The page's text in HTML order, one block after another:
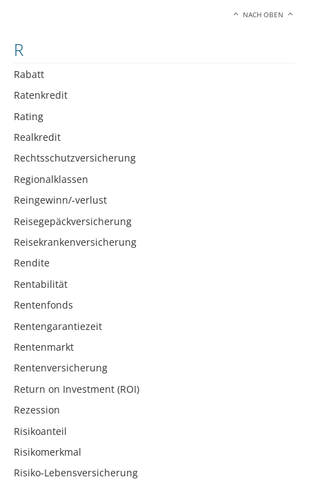
NACH OBEN
R
Rabatt
Ratenkredit
Rating
Realkredit
Rechtsschutzversicherung
Regionalklassen
Reingewinn/-verlust
Reisegepäckversicherung
Reisekrankenversicherung
Rendite
Rentabilität
Rentenfonds
Rentengarantiezeit
Rentenmarkt
Rentenversicherung
Return on Investment (ROI)
Rezession
Risikoanteil
Risikomerkmal
Risiko-Lebensversicherung